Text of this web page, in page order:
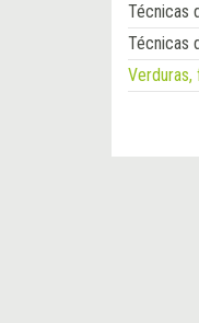
Técnicas
Técnicas
Verduras,